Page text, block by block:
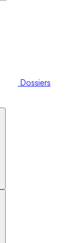
Dossiers